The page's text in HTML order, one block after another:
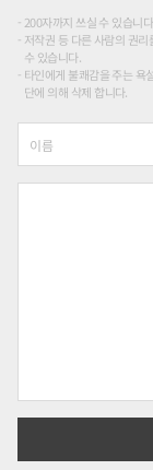
200자까지 쓰실 수 있습니
저작권 등 다른 사람의 권
수 있습니다.
타인에게 불쾌감을 주는 욕
단에 의해 삭제 합니다.